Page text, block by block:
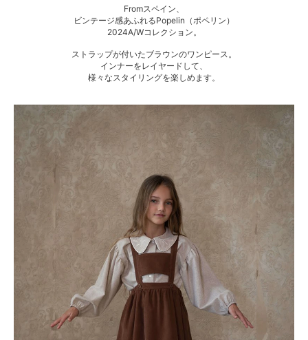
Fromスペイン、
ビンテージ感あふれるPopelin（ポペリン）
2024A/Wコレクション。
ストラップが付いたブラウンのワンピース。
インナーをレイヤードして、
様々なスタイリングを楽しめます。